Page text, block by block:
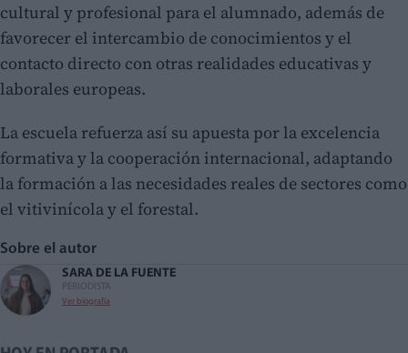
cultural y profesional para el alumnado, además de
favorecer el intercambio de conocimientos y el
contacto directo con otras realidades educativas y
laborales europeas.
La escuela refuerza así su apuesta por la excelencia
formativa y la cooperación internacional, adaptando
la formación a las necesidades reales de sectores como
el vitivinícola y el forestal.
Sobre el autor
SARA DE LA FUENTE
PERIODISTA
Ver biografía